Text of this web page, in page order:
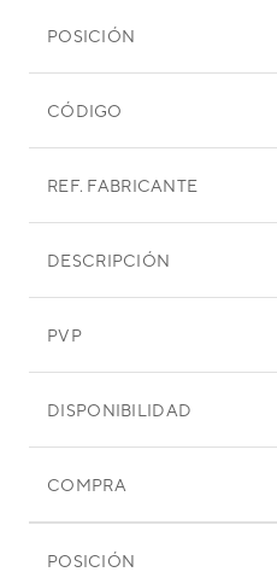
POSICIÓN
CÓDIGO
REF. FABRICANTE
DESCRIPCIÓN
PVP
DISPONIBILIDAD
COMPRA
POSICIÓN